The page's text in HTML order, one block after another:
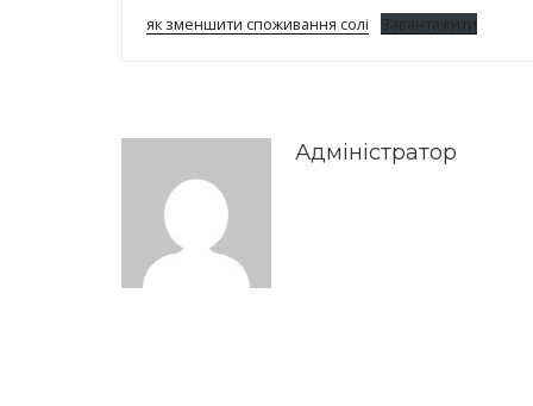
як зменшити споживання солі Завантажити
Адміністратор